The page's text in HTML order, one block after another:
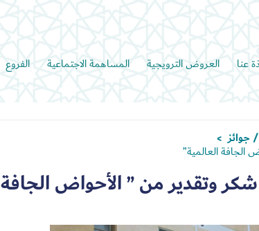
عنا العروض الترويجية المساهمة الاجتماعية الفروع
جوائز >
العالمية”
وتقدير من ” الأحواض الجافة